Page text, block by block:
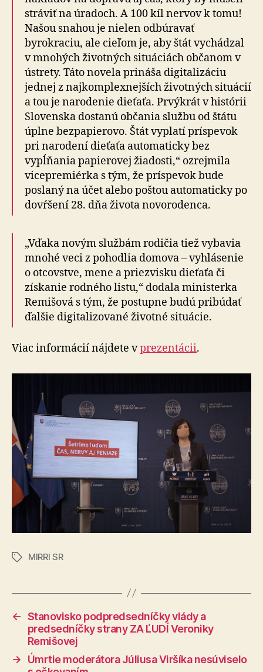
stráviť na úradoch. A 100 kíl nervov k tomu!
Našou snahou je nielen odbúravať
byrokraciu, ale cieľom je, aby štát vychádzal
v mnohých životných situáciách občanom v
ústrety. Táto novela prináša digitalizáciu
jednej z najkomplexnejších životných situácií
a tou je narodenie dieťaťa. Prvýkrát v histórii
Slovenska dostanú občania službu od štátu
úplne bezpapierovo. Štát vyplatí príspevok
pri narodení dieťaťa automaticky bez
vypĺňania papierovej žiadosti,“ ozrejmila
vicepremiérka s tým, že príspevok bude
poslaný na účet alebo poštou automaticky po
dovŕšení 28. dňa života novorodenca.
„Vďaka novým službám rodičia tiež vybavia
mnohé veci z pohodlia domova – vyhlásenie
o otcovstve, mene a priezvisku dieťaťa či
získanie rodného listu,“ dodala ministerka
Remišová s tým, že postupne budú pribúdať
ďalšie digitalizované životné situácie.
Viac informácií nájdete vprezentácii.
ZnačkyMIRRI SR
← Stanovisko podpredsedníčky vlády a
predsedníčky strany ZA ĽUDÍ Veroniky
Remišovej
→
Úmrtie moderátora Júliusa Viršíka nesúviselo